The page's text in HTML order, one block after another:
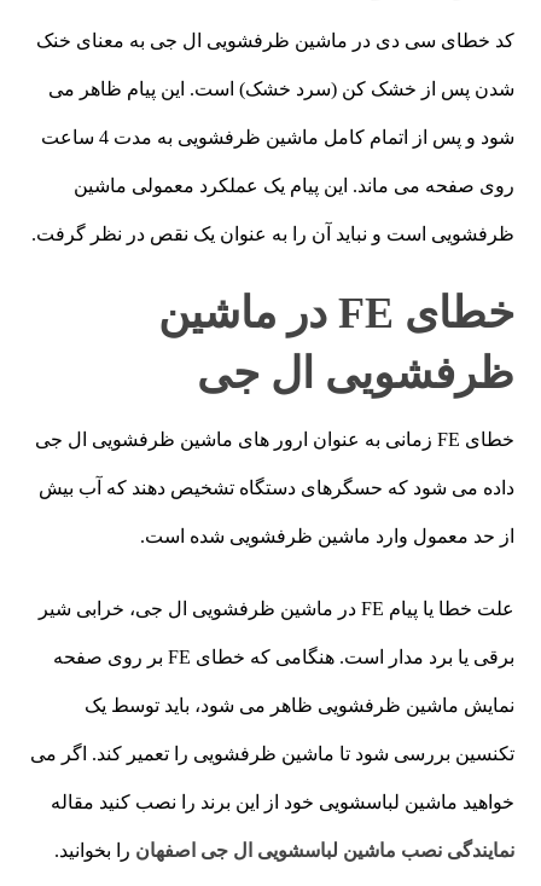
کد خطای سی دی در ماشین ظرفشویی ال جی به معنای خنک
شدن پس از خشک کن (سرد خشک) است. این پیام ظاهر می
شود و پس از اتمام کامل ماشین ظرفشویی به مدت 4 ساعت
روی صفحه می ماند. این پیام یک عملکرد معمولی ماشین
ظرفشویی است و نباید آن را به عنوان یک نقص در نظر گرفت.
خطای FE در ماشین
ظرفشویی ال جی
خطای FE زمانی به عنوان ارور های ماشین ظرفشویی ال جی
داده می شود که حسگرهای دستگاه تشخیص دهند که آب بیش
از حد معمول وارد ماشین ظرفشویی شده است.
علت خطا یا پیام FE در ماشین ظرفشویی ال جی، خرابی شیر
برقی یا برد مدار است. هنگامی که خطای FE بر روی صفحه
نمایش ماشین ظرفشویی ظاهر می شود، باید توسط یک
تکنسین بررسی شود تا ماشین ظرفشویی را تعمیر کند. اگر می
خواهید ماشین لباسشویی خود از این برند را نصب کنید مقاله
نمایندگی نصب ماشین لباسشویی ال جی اصفهان را بخوانید.